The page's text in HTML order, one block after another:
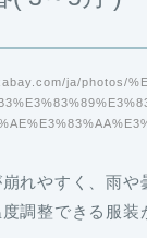
ja/photos/
れやすく、雨や
調整できる服装